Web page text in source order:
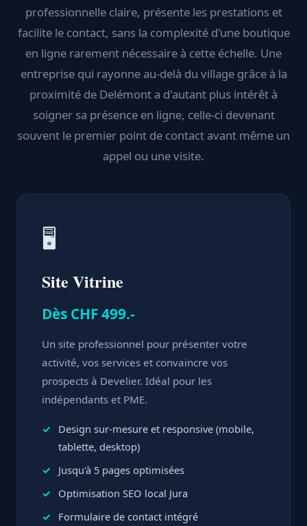
professionnelle claire, présente les prestations et
facilite le contact, sans la complexité d'une boutique
en ligne rarement nécessaire à cette échelle. Une
entreprise qui rayonne au-delà du village grâce à la
proximité de Delémont a d'autant plus intérêt à
soigner sa présence en ligne, celle-ci devenant
souvent le premier point de contact avant même un
appel ou une visite.
🖥️
Site Vitrine
Dès CHF 499.-
Un site professionnel pour présenter votre
activité, vos services et convaincre vos
prospects à Develier. Idéal pour les
indépendants et PME.
Design sur-mesure et responsive (mobile,
tablette, desktop)
Jusqu'à 5 pages optimisées
Optimisation SEO local Jura
Formulaire de contact intégré